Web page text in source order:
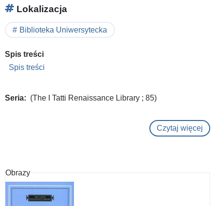
Lokalizacja
Biblioteka Uniwersytecka
Spis treści
Spis treści
Seria (The I Tatti Renaissance Library ; 85)
Czytaj więcej
Obrazy